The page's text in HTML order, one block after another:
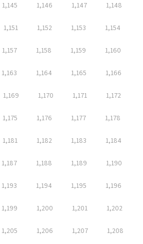
1,145 1,146 1,147 1,148
1,151 1,152 1,153 1,154
1,157 1,158 1,159 1,160
1,163 1,164 1,165 1,166
1,169 1,170 1,171 1,172
1,175 1,176 1,177 1,178
1,181 1,182 1,183 1,184
1,187 1,188 1,189 1,190
1,193 1,194 1,195 1,196
1,199 1,200 1,201 1,202
1,205 1,206 1,207 1,208